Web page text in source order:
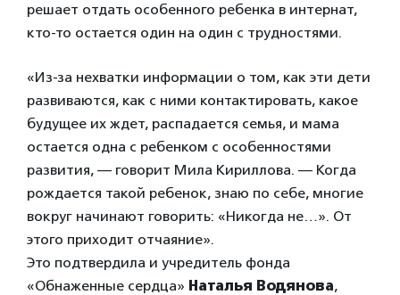
решает отдать особенного ребенка в интернат,
кто-то остается один на один с трудностями.
«Из-за нехватки информации о том, как эти дети
развиваются, как с ними контактировать, какое
будущее их ждет, распадается семья, и мама
остается одна с ребенком с особенностями
развития, — говорит Мила Кириллова. — Когда
рождается такой ребенок, знаю по себе, многие
вокруг начинают говорить: «Никогда не…». От
этого приходит отчаяние».
Это подтвердила и учредитель фонда
«Обнаженные сердца» Наталья Водянова,